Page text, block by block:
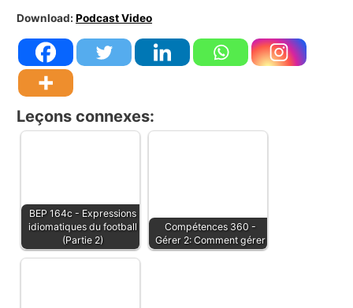
Download:Podcast Video
Leçons connexes:
BEP 164c - Expressions
idiomatiques du football
(Partie 2)
Compétences 360 -
Gérer 2: Comment gérer